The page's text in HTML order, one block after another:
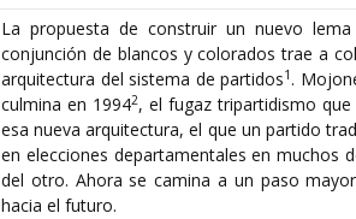
La propuesta de construir un nuevo
conjunción de blancos y colorados trae a
arquitectura del sistema de partidos1 .
culmina en 19942, el fugaz tripartidismo
esa nueva arquitectura, el que un partido
en elecciones departamentales en
del otro. Ahora se camina a un paso
hacia el futuro.